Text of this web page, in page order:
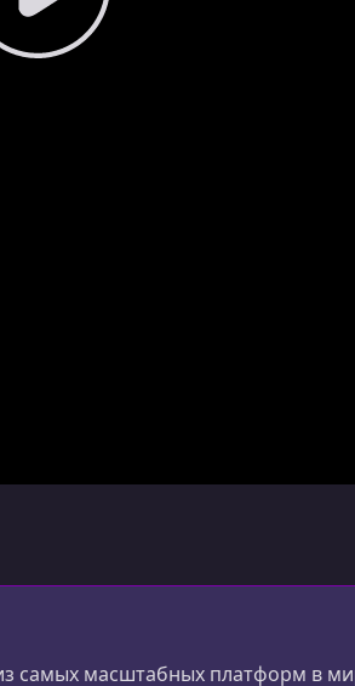
самых масштабных платформ в